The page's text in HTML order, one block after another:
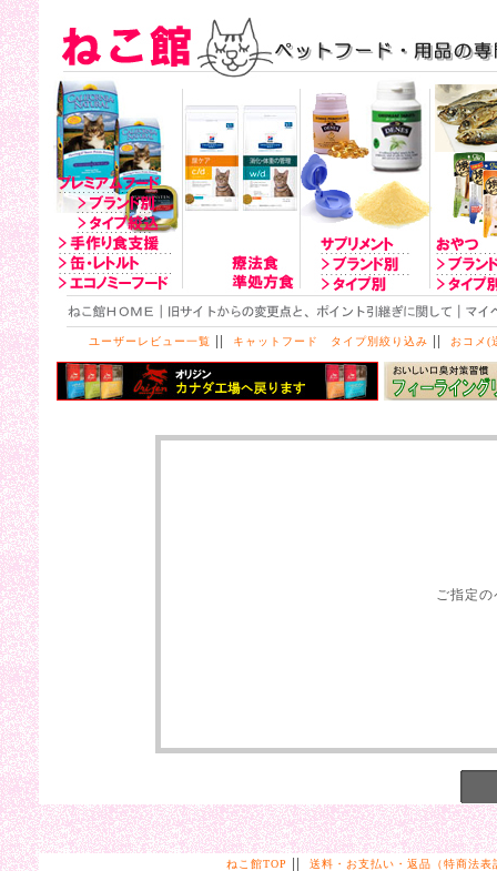
ユーザーレビュー一覧 || キャットフード タイプ別絞り込み || おコメ(
ご指定
ねこ館TOP || 送料・お支払い・返品（特商法表